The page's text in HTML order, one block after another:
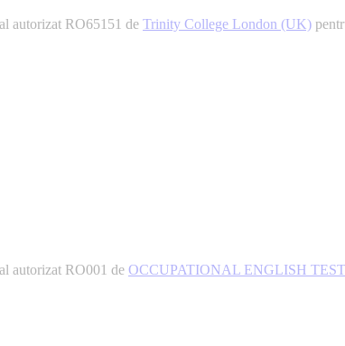
autorizat RO65151 de Trinity College London (UK)
autorizat RO001 de OCCUPATIONAL ENGLISH